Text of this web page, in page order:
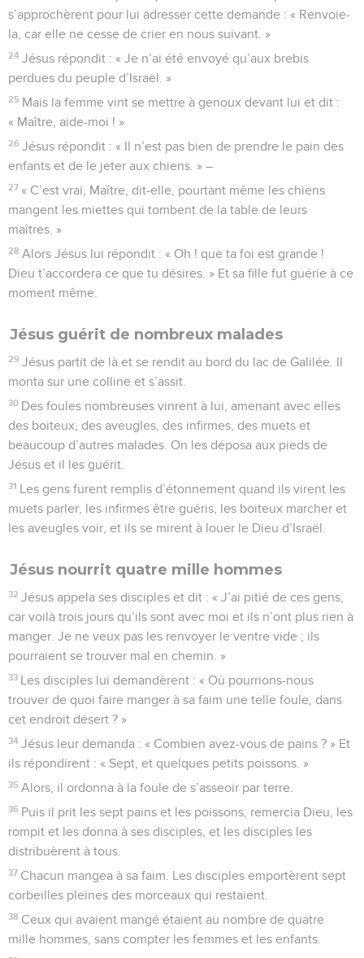
s’approchèrent pour lui adresser cette demande : « Renvoie-
la, car elle ne cesse de crier en nous suivant. »
24 Jésus répondit : « Je n’ai été envoyé qu’aux brebis
perdues du peuple d’Israël. »
25 Mais la femme vint se mettre à genoux devant lui et dit :
« Maître, aide-moi ! »
26 Jésus répondit : « Il n’est pas bien de prendre le pain des
enfants et de le jeter aux chiens. » –
27 « C’est vrai, Maître, dit-elle, pourtant même les chiens
mangent les miettes qui tombent de la table de leurs
maîtres. »
28 Alors Jésus lui répondit : « Oh ! que ta foi est grande !
Dieu t’accordera ce que tu désires. » Et sa fille fut guérie à ce
moment même.
Jésus guérit de nombreux malades
29 Jésus partit de là et se rendit au bord du lac de Galilée. Il
monta sur une colline et s’assit.
30 Des foules nombreuses vinrent à lui, amenant avec elles
des boiteux, des aveugles, des infirmes, des muets et
beaucoup d’autres malades. On les déposa aux pieds de
Jésus et il les guérit.
31 Les gens furent remplis d’étonnement quand ils virent les
muets parler, les infirmes être guéris, les boiteux marcher et
les aveugles voir, et ils se mirent à louer le Dieu d’Israël.
Jésus nourrit quatre mille hommes
32 Jésus appela ses disciples et dit : « J’ai pitié de ces gens,
car voilà trois jours qu’ils sont avec moi et ils n’ont plus rien à
manger. Je ne veux pas les renvoyer le ventre vide ; ils
pourraient se trouver mal en chemin. »
33 Les disciples lui demandèrent : « Où pourrions-nous
trouver de quoi faire manger à sa faim une telle foule, dans
cet endroit désert ? »
34 Jésus leur demanda : « Combien avez-vous de pains ? » Et
ils répondirent : « Sept, et quelques petits poissons. »
35 Alors, il ordonna à la foule de s’asseoir par terre.
36 Puis il prit les sept pains et les poissons, remercia Dieu, les
rompit et les donna à ses disciples, et les disciples les
distribuèrent à tous.
37 Chacun mangea à sa faim. Les disciples emportèrent sept
corbeilles pleines des morceaux qui restaient.
38 Ceux qui avaient mangé étaient au nombre de quatre
mille hommes, sans compter les femmes et les enfants.